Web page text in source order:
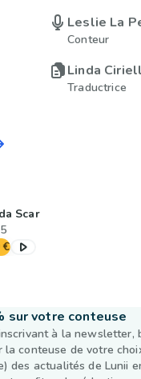
Leslie La
Conteur
Linda
Traductrice
Scar
€
sur votre conteuse
à la newsletter,
la conteuse de votre
des actualités de Lunii